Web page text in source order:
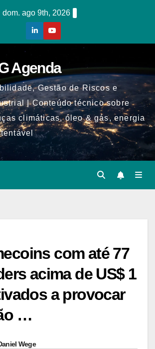
dom. ago 9th, 2026
Agenda
Gestão de Riscos e
| Conteúdo técnico sobre
climáticas, óleo & gás, energia
com até 77
acima de US$ 1
a provocar
…
Wege